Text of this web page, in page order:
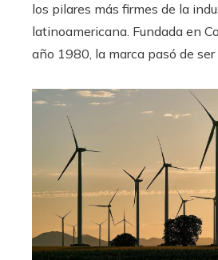
los pilares más firmes de la
latinoamericana. Fundada en
año 1980, la marca pasó de ser